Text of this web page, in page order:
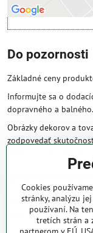
Do pozornosti
Základné ceny
Informujte sa o
dopravného a balného.
Obrázky dekorov a
zodpovedať
Naše obchodné
Vašej zakázky online.
Cookies
stránky, analýzu
používaní. Na
tretích strán a